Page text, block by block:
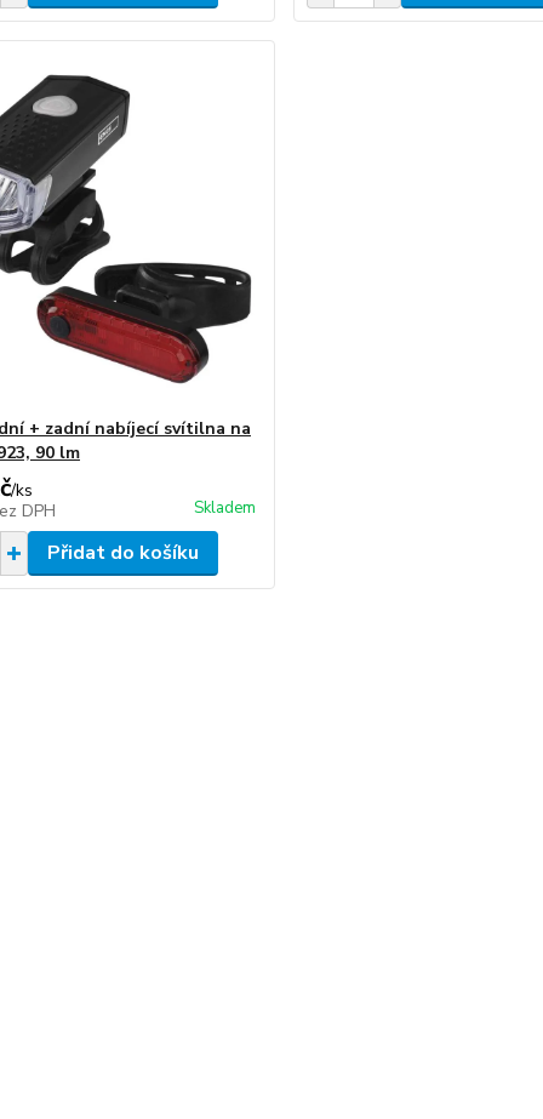
+ zadní nabíjecí svítilna na
90 lm
/ks
DPH
Skladem
Přidat do košíku